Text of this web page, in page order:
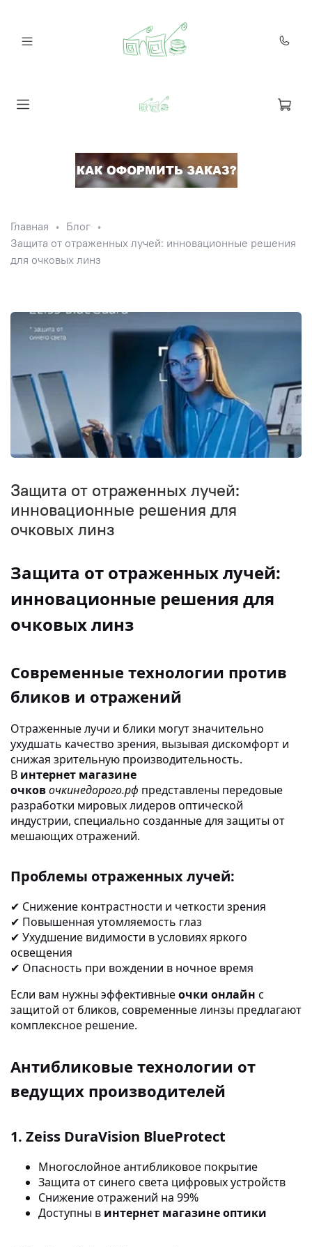
Главная
Блог
Защита от отраженных лучей: инновационные решения
для очковых линз
Защита от отраженных лучей:
инновационные решения для
очковых линз
Защита от отраженных лучей:
инновационные решения для
очковых линз
Современные технологии против
бликов и отражений
Отраженные лучи и блики могут значительно
ухудшать качество зрения, вызывая дискомфорт и
снижая зрительную производительность.
В интернет магазине
очковочкинедорого.рф представлены передовые
разработки мировых лидеров оптической
индустрии, специально созданные для защиты от
мешающих отражений.
Проблемы отраженных лучей:
✔ Снижение контрастности и четкости зрения
✔ Повышенная утомляемость глаз
✔ Ухудшение видимости в условиях яркого
освещения
✔ Опасность при вождении в ночное время
Если вам нужны эффективныеочки онлайн с
защитой от бликов, современные линзы предлагают
комплексное решение.
Антибликовые технологии от
ведущих производителей
1. Zeiss DuraVision BlueProtect
Многослойное антибликовое покрытие
Защита от синего света цифровых устройств
Снижение отражений на 99%
Доступны в интернет магазине оптики